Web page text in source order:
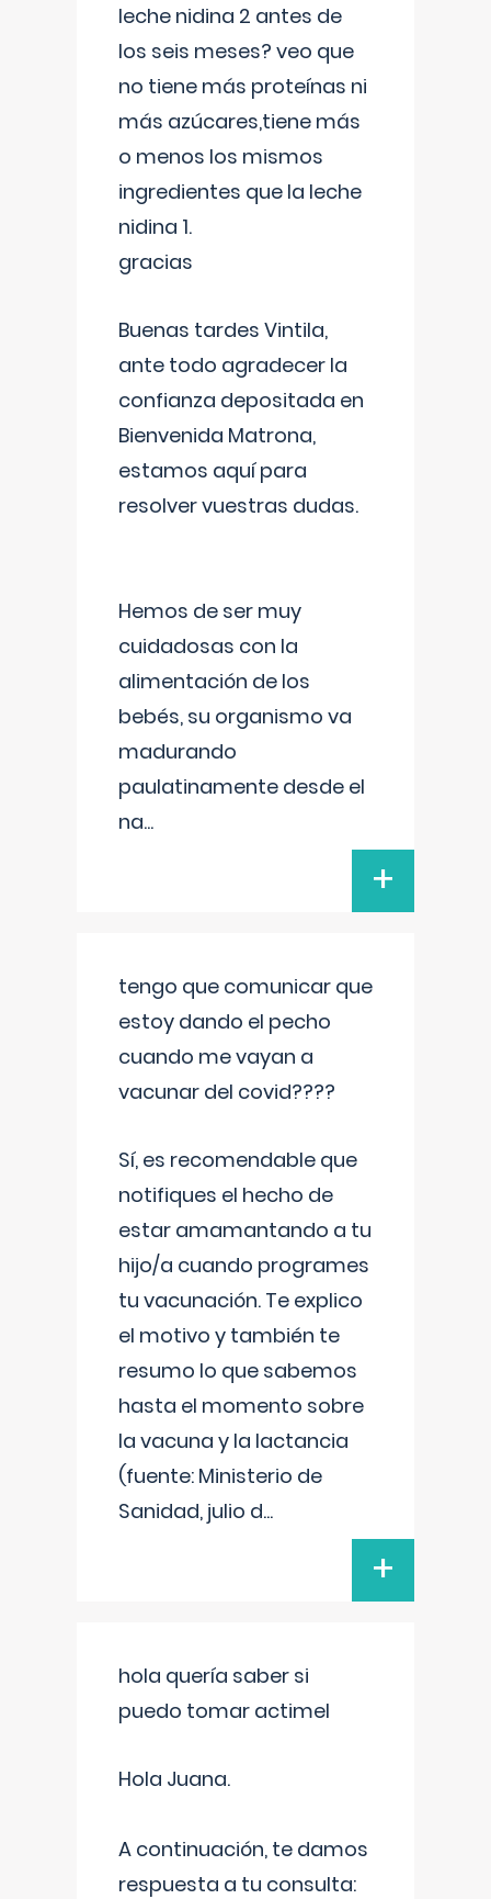
leche nidina 2 antes de
los seis meses? veo que
no tiene más proteínas ni
más azúcares,tiene más
o menos los mismos
ingredientes que la leche
nidina 1.
gracias
Buenas tardes Vintila,
ante todo agradecer la
confianza depositada en
Bienvenida Matrona,
estamos aquí para
resolver vuestras dudas.
Hemos de ser muy
cuidadosas con la
alimentación de los
bebés, su organismo va
madurando
paulatinamente desde el
na...
+
tengo que comunicar que
estoy dando el pecho
cuando me vayan a
vacunar del covid????
Sí, es recomendable que
notifiques el hecho de
estar amamantando a tu
hijo/a cuando programes
tu vacunación. Te explico
el motivo y también te
resumo lo que sabemos
hasta el momento sobre
la vacuna y la lactancia
(fuente: Ministerio de
Sanidad, julio d...
+
hola quería saber si
puedo tomar actimel
Hola Juana.
A continuación, te damos
respuesta a tu consulta: